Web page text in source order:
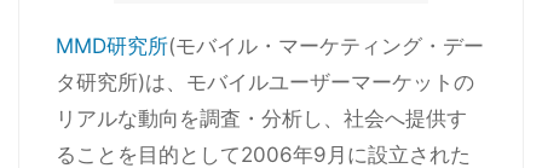
MMD研究所(モバイル・マーケティング・デー
タ研究所)は、モバイルユーザーマーケットの
リアルな動向を調査・分析し、社会へ提供す
ることを目的として2006年9月に設立された